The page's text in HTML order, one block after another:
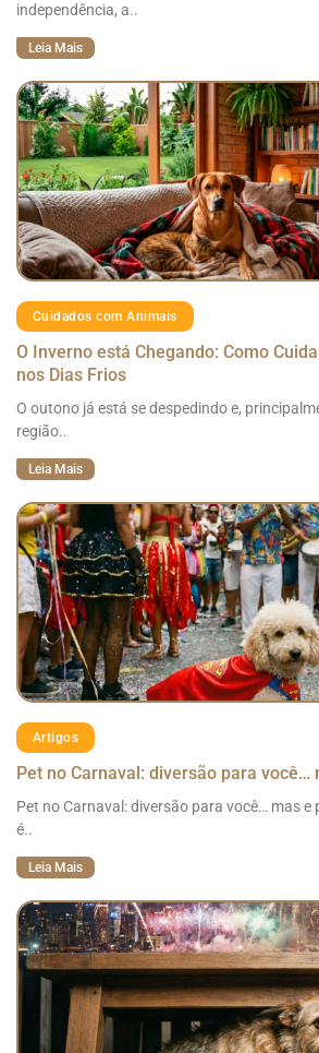
independência, a..
Leia Mais
Cuidados com Animais
O Inverno está Chegando: Como
nos Dias Frios
O outono já está se despedindo e,
região..
Leia Mais
Artigos
Pet no Carnaval: diversão para você…
Pet no Carnaval: diversão para você… mas e
é..
Leia Mais